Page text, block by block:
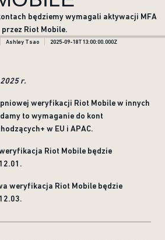
będziemy wymagali aktywacji MFA
przez Riot Mobile.
Ashley Tsao 2025-09-18T13:00:00.000Z
r.
weryfikacji Riot Mobile w innych
to wymaganie do kont
w EU i APAC.
Riot Mobile będzie
weryfikacja Riot Mobile będzie